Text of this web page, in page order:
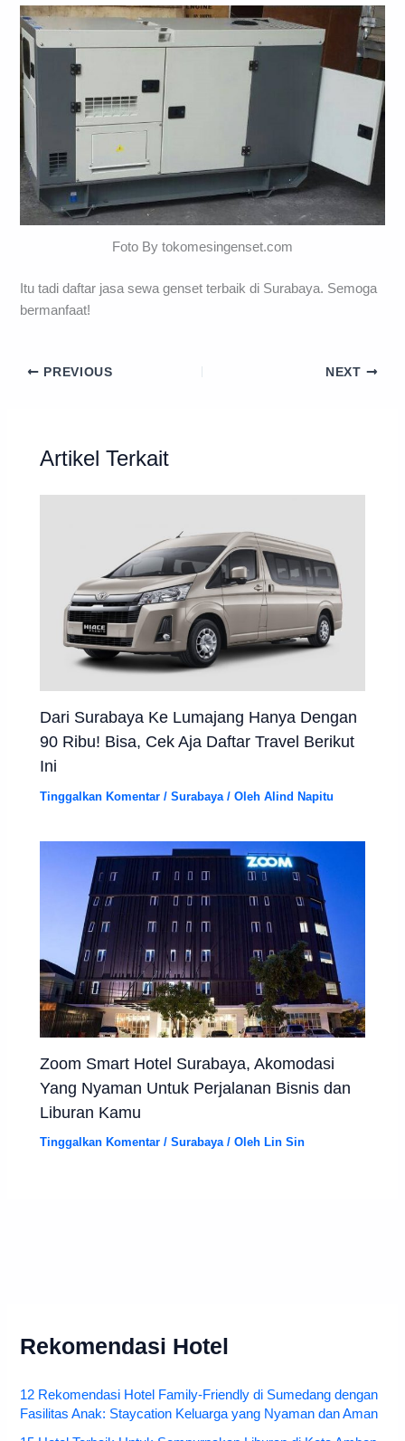
Foto By tokomesingenset.com
Itu tadi daftar jasa sewa genset terbaik di Surabaya. Semoga
bermanfaat!
PREVIOUS NEXT
Artikel Terkait
Dari Surabaya Ke Lumajang Hanya Dengan
90 Ribu! Bisa, Cek Aja Daftar Travel Berikut
Ini
Tinggalkan Komentar /Surabaya / OlehAlind Napitu
Zoom Smart Hotel Surabaya, Akomodasi
Yang Nyaman Untuk Perjalanan Bisnis dan
Liburan Kamu
Tinggalkan Komentar /Surabaya/ Oleh Lin Sin
Rekomendasi Hotel
12 Rekomendasi Hotel Family-Friendly di Sumedang dengan
Fasilitas Anak: Staycation Keluarga yang Nyaman dan Aman